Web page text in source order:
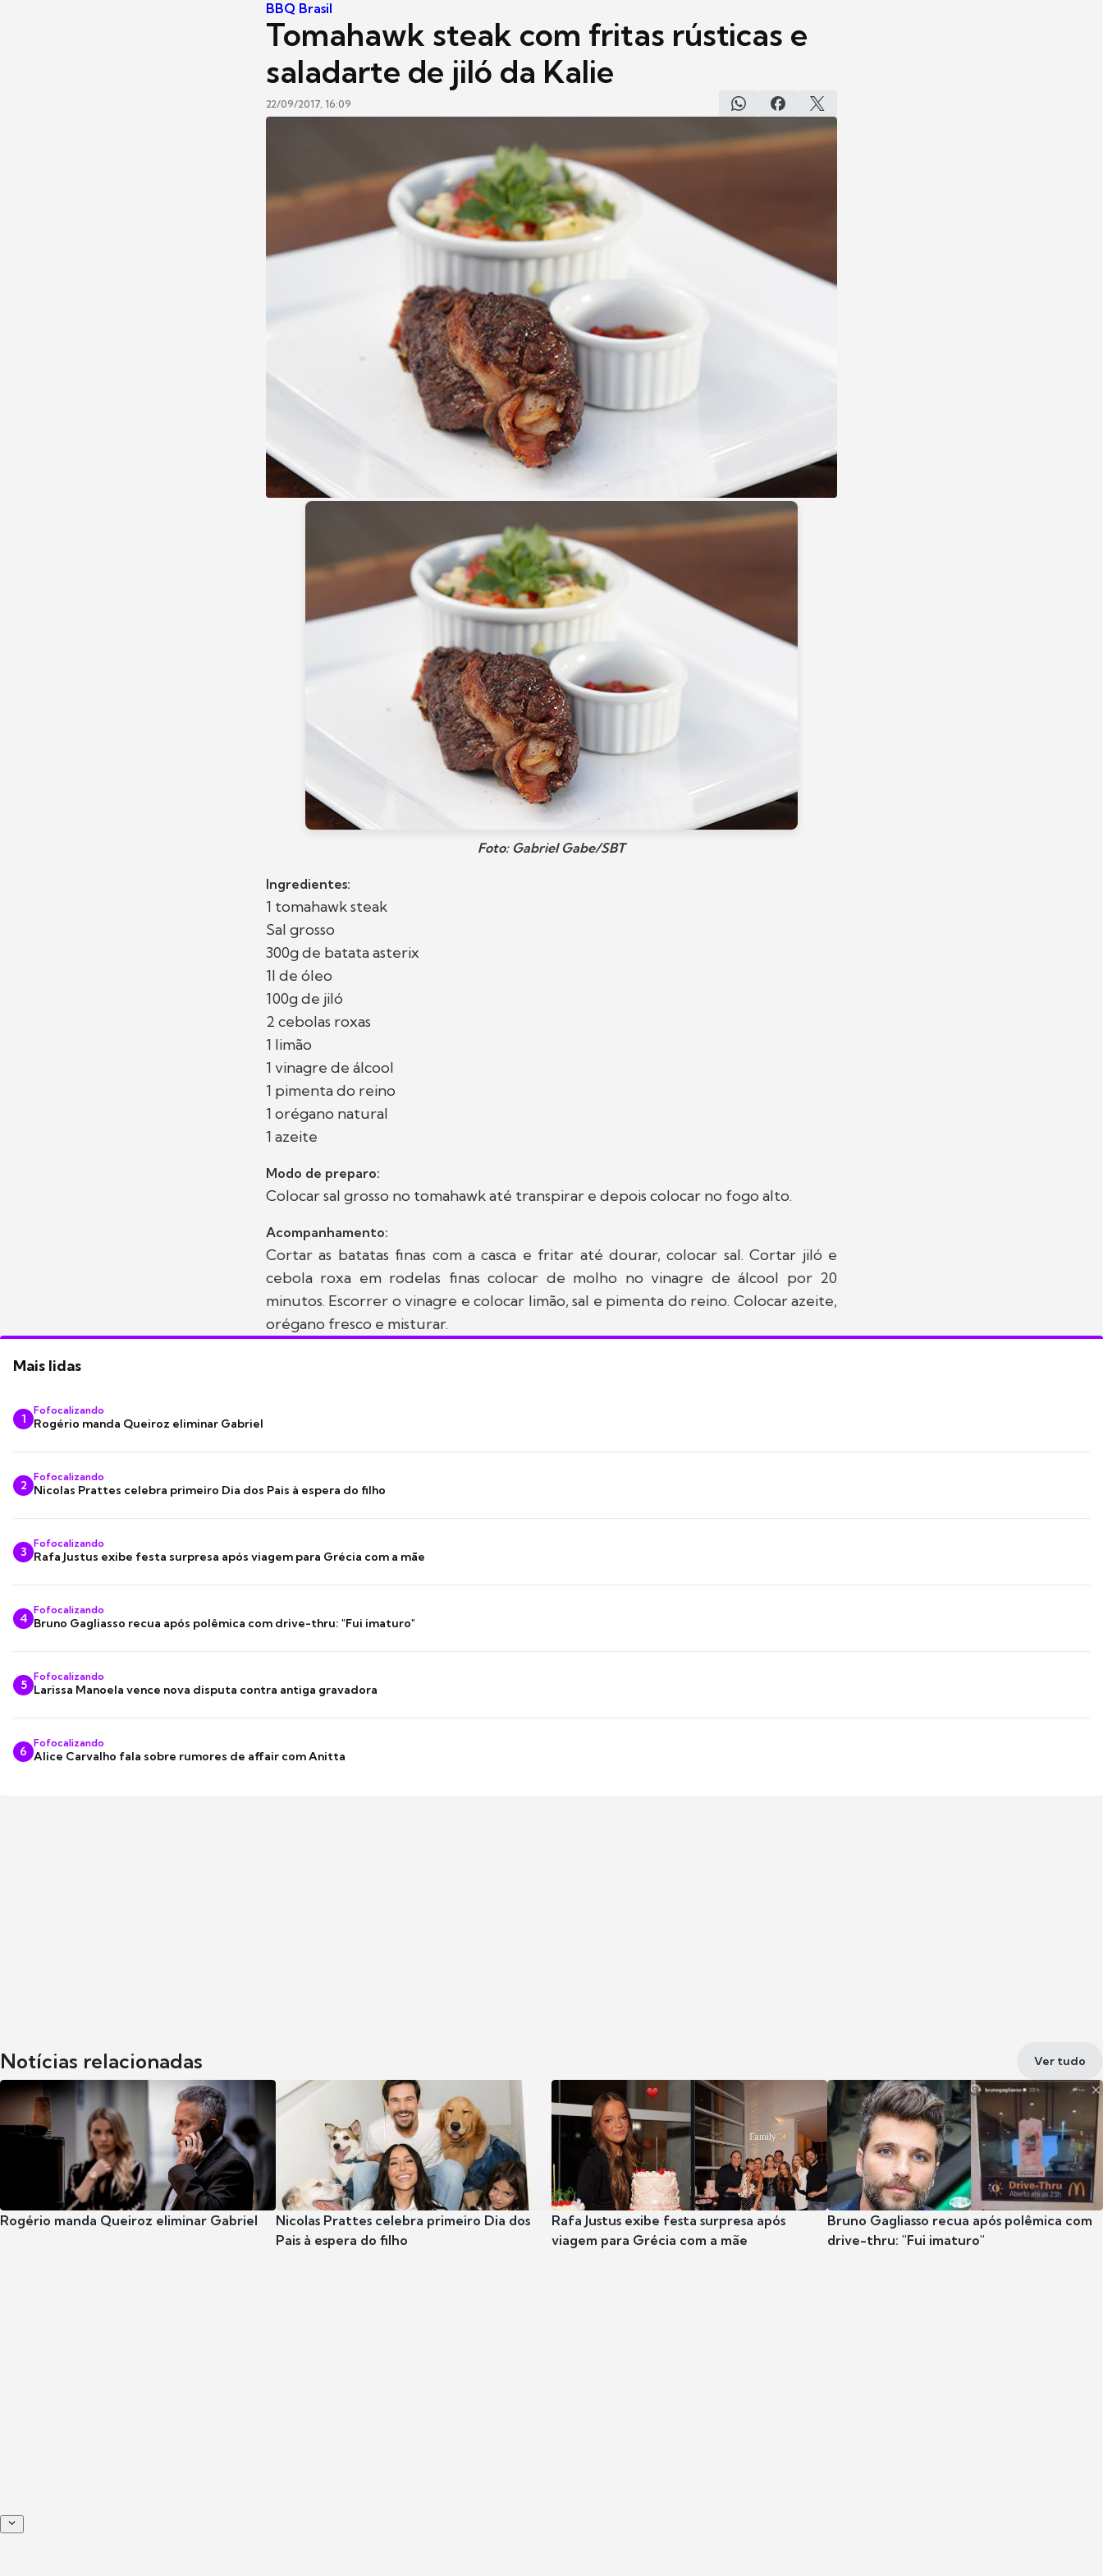
BBQ Brasil
Tomahawk steak com fritas rústicas e
saladarte de jiló da Kalie
22/09/2017, 16:09
Foto: Gabriel Gabe/SBT
Ingredientes:
1 tomahawk steak
Sal grosso
300g de batata asterix
1l de óleo
100g de jiló
2 cebolas roxas
1 limão
1 vinagre de álcool
1 pimenta do reino
1 orégano natural
1 azeite
Modo de preparo:
Colocar sal grosso no tomahawk até transpirar e depois colocar no fogo alto.
Acompanhamento:
Cortar as batatas finas com a casca e fritar até dourar, colocar sal. Cortar jiló e
cebola roxa em rodelas finas colocar de molho no vinagre de álcool por 20
minutos. Escorrer o vinagre e colocar limão, sal e pimenta do reino. Colocar azeite,
orégano fresco e misturar.
Mais lidas
1
Fofocalizando
Rogério manda Queiroz eliminar Gabriel
2
Fofocalizando
Nicolas Prattes celebra primeiro Dia dos Pais à espera do filho
3
Fofocalizando
Rafa Justus exibe festa surpresa após viagem para Grécia com a mãe
4
Fofocalizando
Bruno Gagliasso recua após polêmica com drive-thru: "Fui imaturo"
5
Fofocalizando
Larissa Manoela vence nova disputa contra antiga gravadora
6
Fofocalizando
Alice Carvalho fala sobre rumores de affair com Anitta
Notícias relacionadas Ver tudo
Rogério manda Queiroz eliminar Gabriel
Nicolas Prattes celebra primeiro Dia dos
Pais à espera do filho
Rafa Justus exibe festa surpresa após
viagem para Grécia com a mãe
Bruno Gagliasso recua após polêmica com
drive-thru: "Fui imaturo"